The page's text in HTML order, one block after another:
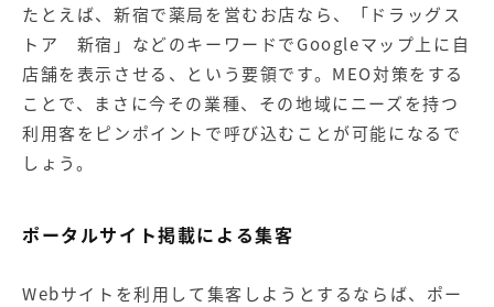
たとえば、新宿で薬局を営むお店なら、「ドラッグス
トア 新宿」などのキーワードでGoogleマップ上に自
店舗を表示させる、という要領です。MEO対策をする
ことで、まさに今その業種、その地域にニーズを持つ
利用客をピンポイントで呼び込むことが可能になるで
しょう。
ポータルサイト掲載による集客
Webサイトを利用して集客しようとするならば、ポー